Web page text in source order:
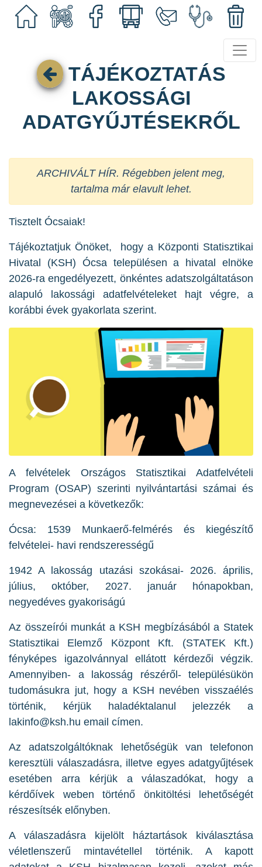
TÁJÉKOZTATÁS
LAKOSSÁGI
ADATGYŰJTÉSEKRŐL
ARCHIVÁLT HÍR. Régebben jelent meg,
tartalma már elavult lehet.
Tisztelt Ócsaiak!
Tájékoztatjuk Önöket, hogy a Központi Statisztikai
Hivatal (KSH) Ócsa településen a hivatal elnöke
2026-ra engedélyezett, önkéntes adatszolgáltatáson
alapuló lakossági adatfelvételeket hajt végre, a
korábbi évek gyakorlata szerint.
A felvételek Országos Statisztikai Adatfelvételi
Program (OSAP) szerinti nyilvántartási számai és
megnevezései a következők:
Ócsa: 1539 Munkaerő-felmérés és kiegészítő
felvételei- havi rendszerességű
1942 A lakosság utazási szokásai- 2026. április,
július, október, 2027. január hónapokban,
negyedéves gyakoriságú
Az összeírói munkát a KSH megbízásából a Statek
Statisztikai Elemző Központ Kft. (STATEK Kft.)
fényképes igazolvánnyal ellátott kérdezői végzik.
Amennyiben- a lakosság részéről- településükön
tudomásukra jut, hogy a KSH nevében visszaélés
történik, kérjük haladéktalanul jelezzék a
lakinfo@ksh.hu email címen.
Az adatszolgáltóknak lehetőségük van telefonon
keresztüli válaszadásra, illetve egyes adatgyűjtések
esetében arra kérjük a válaszadókat, hogy a
kérdőívek weben történő önkitöltési lehetőségét
részesítsék előnyben.
A válaszadásra kijelölt háztartások kiválasztása
véletlenszerű mintavétellel történik. A kapott